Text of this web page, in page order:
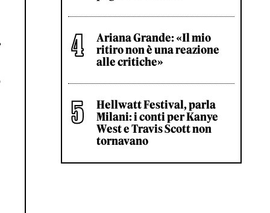
Ariana Grande: «Il mio
ritiro non è una reazione
alle critiche»
Hellwatt Festival, parla
Milani: i conti per Kanye
West e Travis Scott non
tornavano